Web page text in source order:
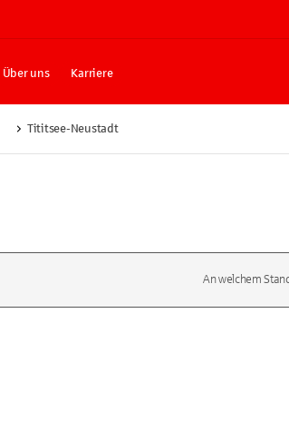
Über uns Karriere
Tititsee-Neustadt